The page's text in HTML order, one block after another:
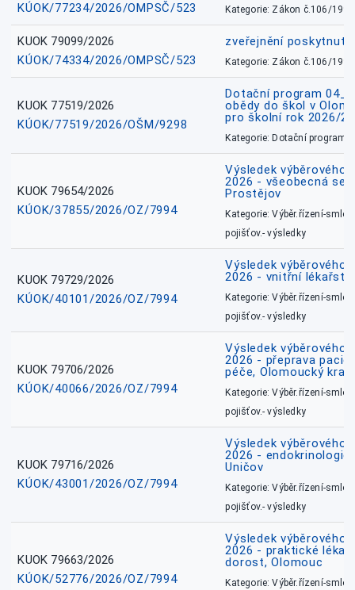
KÚOK/77234/2026/OMPSČ/523
Kategorie: Zákon č.106/1999
KUOK 79099/2026
KÚOK/74334/2026/OMPSČ/523
zveřejnění
Kategorie: Zákon č.106/1999
KUOK 77519/2026
KÚOK/77519/2026/OŠM/9298
Dotační program
obědy do škol v
pro školní rok 2026/
Kategorie: Dotační
KUOK 79654/2026
KÚOK/37855/2026/OZ/7994
Výsledek výběrového
2026 - všeobecná
Prostějov
Kategorie: Výběr.řízení-
pojišťov.- výsledky
KUOK 79729/2026
KÚOK/40101/2026/OZ/7994
Výsledek výběrového
2026 - vnitřní
Kategorie: Výběr.řízení-
pojišťov.- výsledky
KUOK 79706/2026
KÚOK/40066/2026/OZ/7994
Výsledek výběrového
2026 - přeprava
péče, Olomoucký kraj
Kategorie: Výběr.řízení-
pojišťov.- výsledky
KUOK 79716/2026
KÚOK/43001/2026/OZ/7994
Výsledek výběrového
2026 - endokrinologie
Uničov
Kategorie: Výběr.řízení-
pojišťov.- výsledky
KUOK 79663/2026
KÚOK/52776/2026/OZ/7994
Výsledek výběrového
2026 - praktické
dorost, Olomouc
Kategorie: Výběr.řízení-